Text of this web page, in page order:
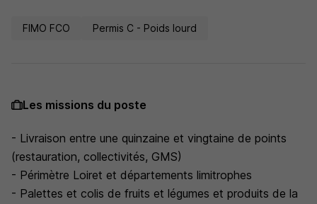
FIMO FCO Permis C - Poids lourd
Les missions du poste
- Livraison entre une quinzaine et vingtaine de points
(restauration, collectivités, GMS)
- Périmètre Loiret et départements limitrophes
- Palettes et colis de fruits et légumes et produits de la